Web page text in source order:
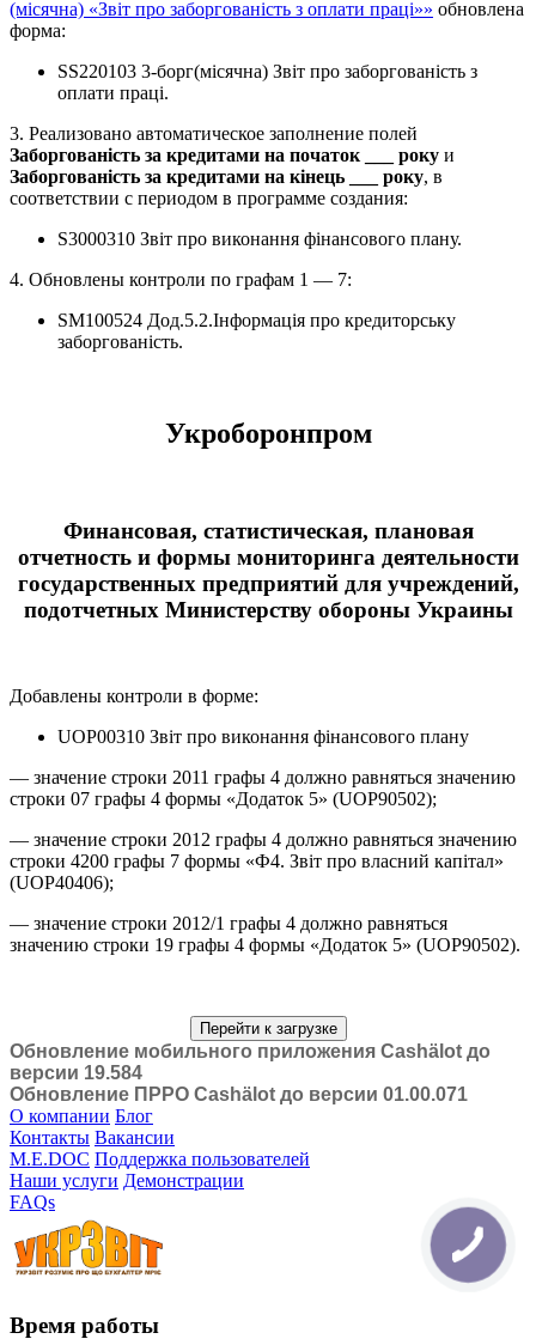
(місячна) «Звіт про заборгованість з оплати праці»» обновлена
форма:
SS220103 3-борг(місячна) Звіт про заборгованість з
оплати праці.
3. Реализовано автоматическое заполнение полей
Заборгованість за кредитами на початок ___ року и
Заборгованість за кредитами на кінець ___ року, в
соответствии с периодом в программе создания:
S3000310 Звіт про виконання фінансового плану.
4. Обновлены контроли по графам 1 — 7:
SM100524 Дод.5.2.Інформація про кредиторську
заборгованість.
Укроборонпром
Финансовая, статистическая, плановая
отчетность и формы мониторинга деятельности
государственных предприятий для учреждений,
подотчетных Министерству обороны Украины
Добавлены контроли в форме:
UOP00310 Звіт про виконання фінансового плану
— значение строки 2011 графы 4 должно равняться значению
строки 07 графы 4 формы «Додаток 5» (UOP90502);
— значение строки 2012 графы 4 должно равняться значению
строки 4200 графы 7 формы «Ф4. Звіт про власний капітал»
(UOP40406);
— значение строки 2012/1 графы 4 должно равняться
значению строки 19 графы 4 формы «Додаток 5» (UOP90502).
Перейти к загрузке
Обновление мобильного приложения Cashӓlot до
версии 19.584
Обновление ПРРО Cashӓlot до версии 01.00.071
О компании Блог
Контакты Вакансии
M.E.DOC Поддержка пользователей
Наши услуги Демонстрации
FAQs
Время работы